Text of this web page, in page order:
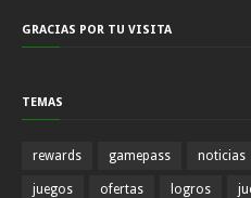
GRACIAS POR TU VISITA
TEMAS
rewards gamepass noticias
juegos ofertas logros